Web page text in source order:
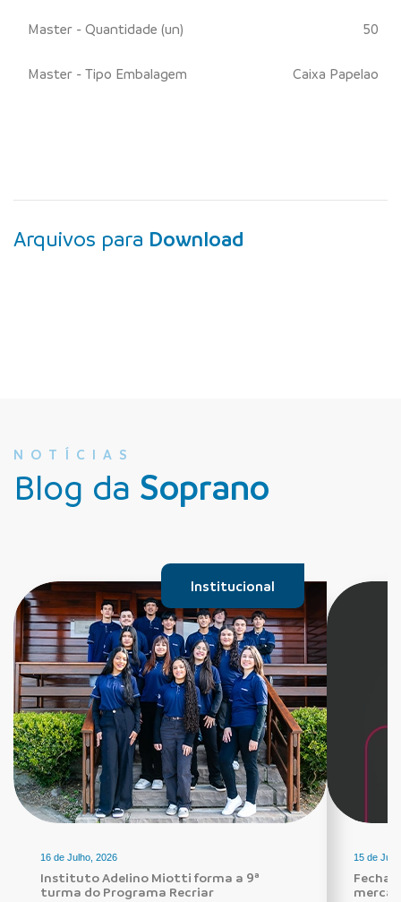
Master - Quantidade (un) 50
Master - Tipo Embalagem Caixa Papelao
Arquivos para Download
NOTÍCIAS
Blog da Soprano
Institucional
16 de Julho, 2026
Instituto Adelino Miotti forma a 9ª
turma do Programa Recriar
15 de